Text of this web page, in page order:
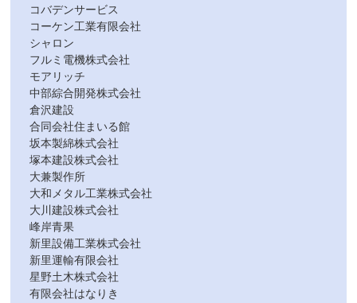
コバデンサービス
コーケン工業有限会社
シャロン
フルミ電機株式会社
モアリッチ
中部綜合開発株式会社
倉沢建設
合同会社住まいる館
坂本製綿株式会社
塚本建設株式会社
大兼製作所
大和メタル工業株式会社
大川建設株式会社
峰岸青果
新里設備工業株式会社
新里運輸有限会社
星野土木株式会社
有限会社はなりき